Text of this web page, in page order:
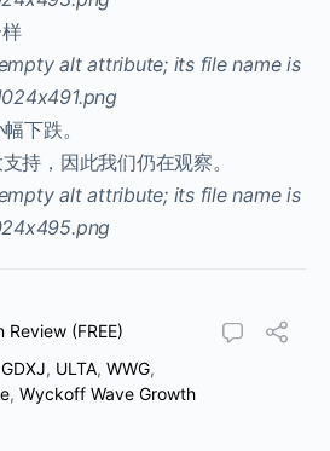
下跌。
持，因此我们仍在观察。
Review (FREE)
GDXJ, ULTA, WWG,
, Wyckoff Wave Growth
Announcement​
moved our two
to a Discord
channel